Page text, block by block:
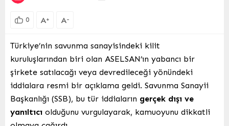
0 A+ A-
Türkiye’nin savunma sanayisindeki kilit
kuruluşlarından biri olan ASELSAN’ın yabancı bir
şirkete satılacağı veya devredileceği yönündeki
iddialara resmi bir açıklama geldi. Savunma Sanayii
Başkanlığı (SSB), bu tür iddiaların gerçek dışı ve
yanıltıcı olduğunu vurgulayarak, kamuoyunu dikkatli